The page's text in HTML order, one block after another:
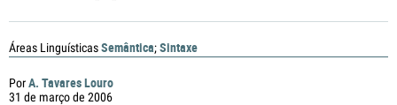
PorA. Tavares Louro
31 de março de 2006
Áreas LinguísticasSemântica;Sintaxe